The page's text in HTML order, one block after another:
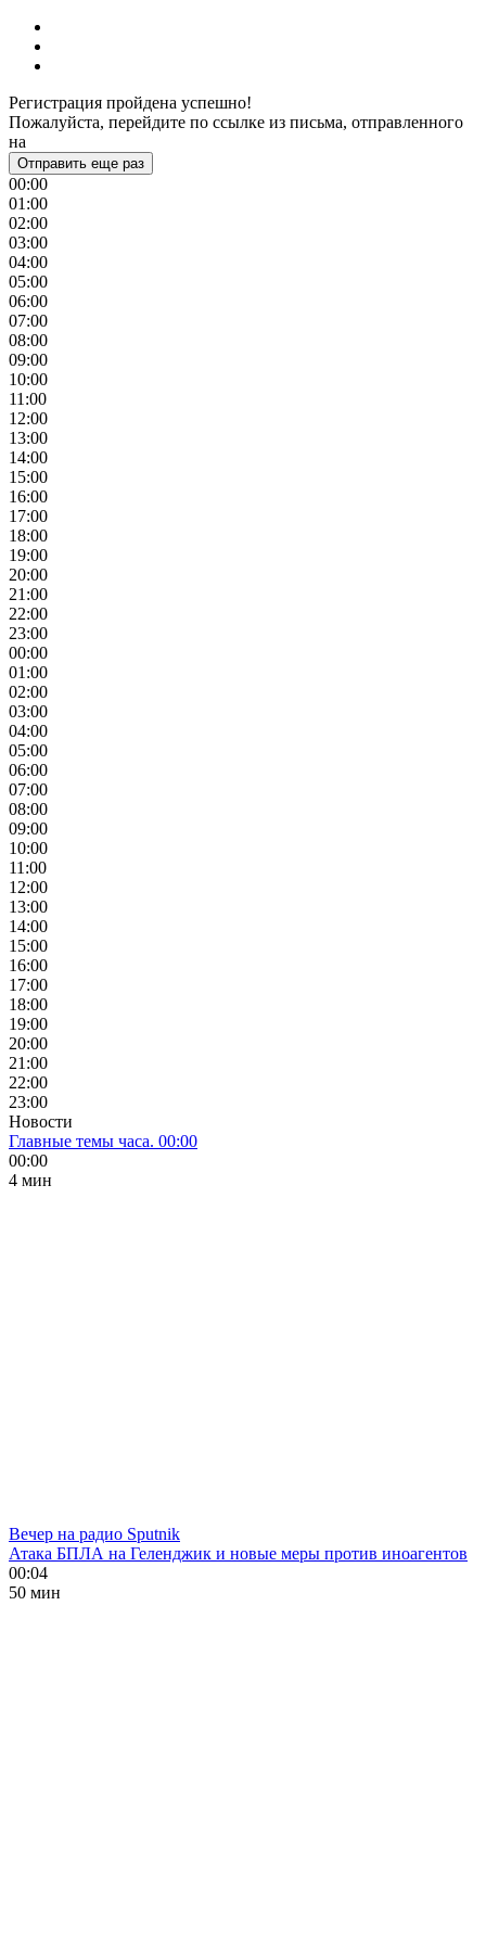
Регистрация пройдена успешно!
Пожалуйста, перейдите по ссылке из письма, отправленного
на
Отправить еще раз
00:00
01:00
02:00
03:00
04:00
05:00
06:00
07:00
08:00
09:00
10:00
11:00
12:00
13:00
14:00
15:00
16:00
17:00
18:00
19:00
20:00
21:00
22:00
23:00
00:00
01:00
02:00
03:00
04:00
05:00
06:00
07:00
08:00
09:00
10:00
11:00
12:00
13:00
14:00
15:00
16:00
17:00
18:00
19:00
20:00
21:00
22:00
23:00
Новости
Главные темы часа. 00:00
00:00
4 мин
Вечер на радио Sputnik
Атака БПЛА на Геленджик и новые меры против иноагентов
00:04
50 мин